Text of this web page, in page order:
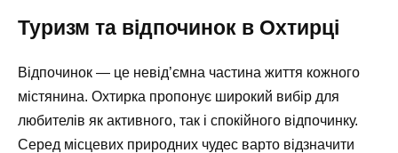
Туризм та відпочинок в Охтирці
Відпочинок — це невід’ємна частина життя кожного
містянина. Охтирка пропонує широкий вибір для
любителів як активного, так і спокійного відпочинку.
Серед місцевих природних чудес варто відзначити